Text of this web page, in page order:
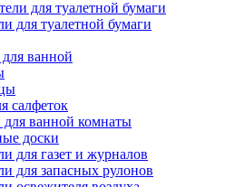
для туалетной бумаги
ванной
салфеток
ванной комнаты
доски
для газет и журналов
для запасных рулонов